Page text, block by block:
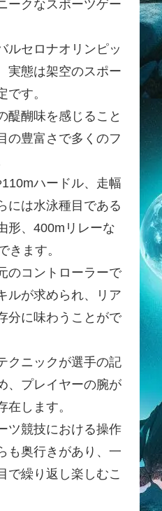
ークなスポーツゲー
ルセロナオリンピッ
実態は架空のスポー
です。
醍醐味を感じること
の豊富さで多くのフ
ハードル、走幅
には水泳種目である
形、400mリレーな
きます。
のコントローラーで
ルが求められ、リア
分に味わうことがで
クニックが選手の記
、プレイヤーの腕が
在します。
ツ競技における操作
も奥行きがあり、一
で繰り返し楽しむこ